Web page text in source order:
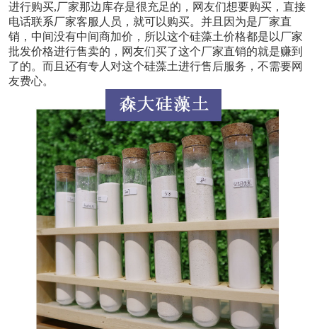
进行购买,厂家那边库存是很充足的，网友们想要购买，直接
电话联系厂家客服人员，就可以购买。并且因为是厂家直
销，中间没有中间商加价，所以这个硅藻土价格都是以厂家
批发价格进行售卖的，网友们买了这个厂家直销的就是赚到
了的。而且还有专人对这个硅藻土进行售后服务，不需要网
友费心。